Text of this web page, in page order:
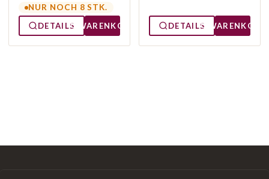
NUR NOCH 8 STK.
DETAILS
WARENKORB DETAILS WARENKORB